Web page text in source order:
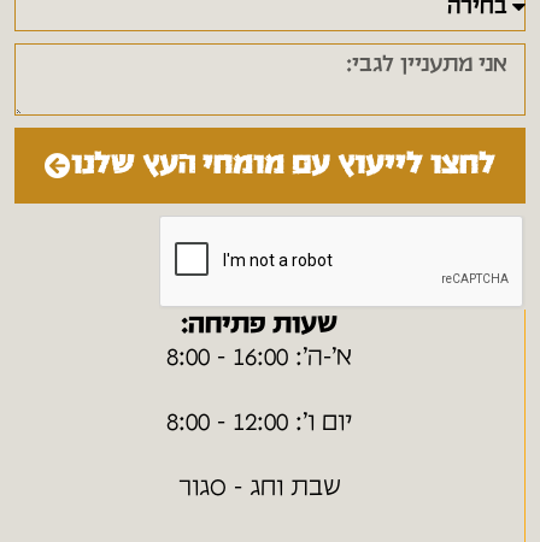
לחצו לייעוץ עם מומחי העץ שלנו
שעות פתיחה:
א׳-ה׳: 16:00 - 8:00
יום ו׳: 12:00 - 8:00
שבת וחג - סגור